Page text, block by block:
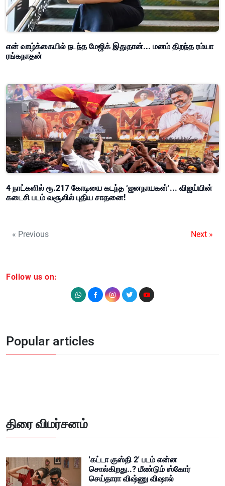
என் வாழ்க்கையில் நடந்த மேஜிக் இதுதான்... மனம் திறந்த ரம்யா
ரங்கநாதன்
4 நாட்களில் ரூ.217 கோடியை கடந்த ‘ஜனநாயகன்’... விஜய்யின்
கடைசி படம் வசூலில் புதிய சாதனை!
« Previous Next »
Follow us on:
Popular articles
திரை விமர்சனம்
'கட்டா குஸ்தி 2' படம் என்ன
சொல்கிறது..? மீண்டும் ஸ்கோர்
செய்தாரா விஷ்ணு விஷால்